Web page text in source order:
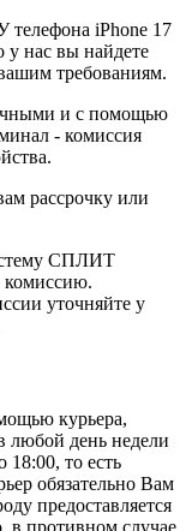
телефона iPhone 17
нас вы найдете
требованиям.
и с помощью
- комиссия
рассрочку или
СПЛИТ
комиссию.
уточняйте у
курьера,
любой день недели
18:00, то есть
обязательно Вам
предоставляется